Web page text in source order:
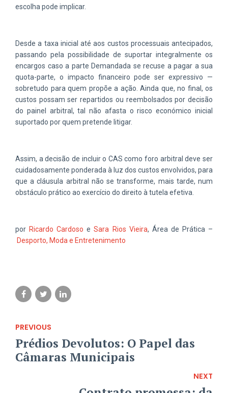
escolha pode implicar.
Desde a taxa inicial até aos custos processuais antecipados,
passando pela possibilidade de suportar integralmente os
encargos caso a parte Demandada se recuse a pagar a sua
quota-parte, o impacto financeiro pode ser expressivo —
sobretudo para quem propõe a ação. Ainda que, no final, os
custos possam ser repartidos ou reembolsados por decisão
do painel arbitral, tal não afasta o risco económico inicial
suportado por quem pretende litigar.
Assim, a decisão de incluir o CAS como foro arbitral deve ser
cuidadosamente ponderada à luz dos custos envolvidos, para
que a cláusula arbitral não se transforme, mais tarde, num
obstáculo prático ao exercício do direito à tutela efetiva.
por Ricardo Cardoso eSara Rios Vieira, Área de Prática –
Desporto, Moda e Entretenimento
PREVIOUS
Prédios Devolutos: O Papel das
Câmaras Municipais
NEXT